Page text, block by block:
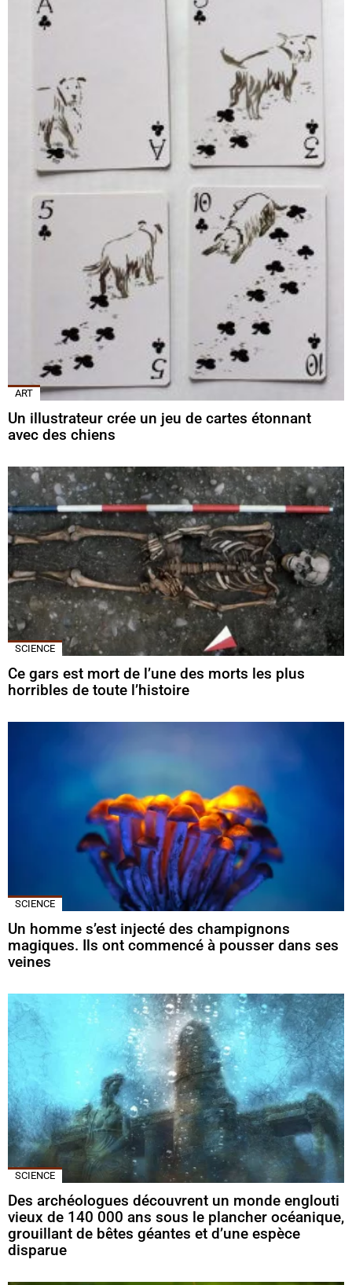
ART
Un illustrateur crée un jeu de cartes étonnant
avec des chiens
SCIENCE
Ce gars est mort de l’une des morts les plus
horribles de toute l’histoire
SCIENCE
Un homme s’est injecté des champignons
magiques. Ils ont commencé à pousser dans ses
veines
SCIENCE
Des archéologues découvrent un monde englouti
vieux de 140 000 ans sous le plancher océanique,
grouillant de bêtes géantes et d’une espèce
disparue